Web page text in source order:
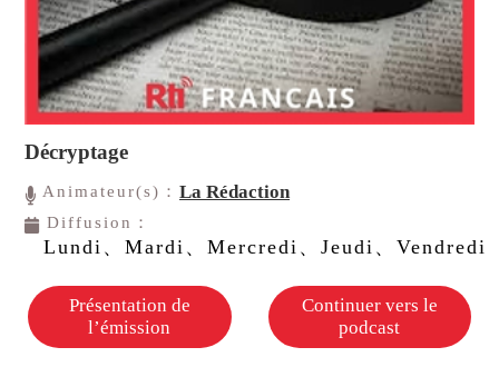
Décryptage
Animateur(s)：La Rédaction
Diffusion：
Lundi、Mardi、Mercredi、Jeudi、Vendredi
Présentation de
l’émission
Continuer vers le
podcast